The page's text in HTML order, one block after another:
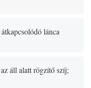
lánca
áll alatt rögzítő szíj;